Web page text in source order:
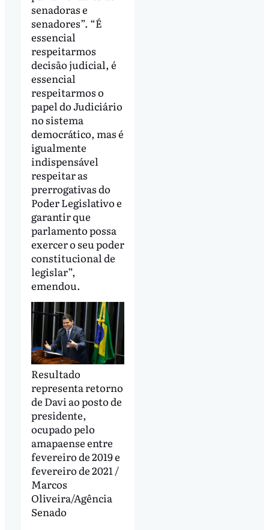
senadoras e
senadores”. “É
essencial
respeitarmos
decisão judicial, é
essencial
respeitarmos o
papel do Judiciário
no sistema
democrático, mas é
igualmente
indispensável
respeitar as
prerrogativas do
Poder Legislativo e
garantir que
parlamento possa
exercer o seu poder
constitucional de
legislar”,
emendou.
Resultado
representa retorno
de Davi ao posto de
presidente,
ocupado pelo
amapaense entre
fevereiro de 2019 e
fevereiro de 2021 /
Marcos
Oliveira/Agência
Senado